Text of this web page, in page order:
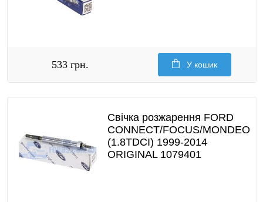
533 грн. У кошик
Свічка розжарення FORD
CONNECT/FOCUS/MONDEO
(1.8TDCI) 1999-2014
ORIGINAL 1079401